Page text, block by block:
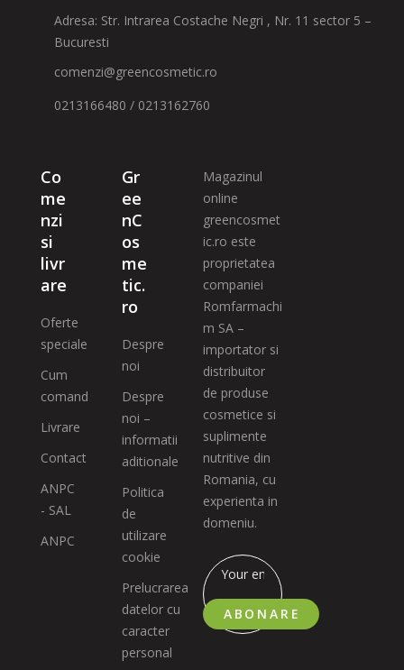
Adresa: Str. Intrarea Costache Negri , Nr. 11 sector 5 –
Bucuresti
comenzi@greencosmetic.ro
0213166480 / 0213162760
Co
me
nzi
si
livr
are
Oferte
speciale
Cum
comand
Livrare
Contact
ANPC
- SAL
ANPC
Gr
ee
nC
os
me
tic.
ro
Despre
noi
Despre
noi –
informatii
aditionale
Politica
de
utilizare
cookie
Prelucrarea
datelor cu
caracter
personal
Magazinul
online
greencosmet
ic.ro este
proprietatea
companiei
Romfarmachi
m SA –
importator si
distribuitor
de produse
cosmetice si
suplimente
nutritive din
Romania, cu
experienta in
domeniu.
ABONARE